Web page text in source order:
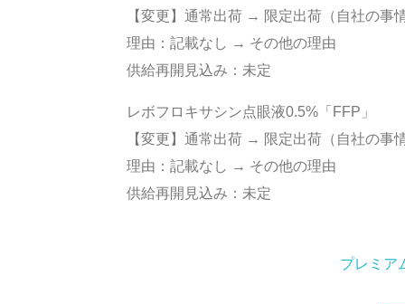
【変更】通常出荷 → 限定出荷（自社の事情
理由：記載なし → その他の理由
供給再開見込み：未定
レボフロキサシン点眼液0.5%「FFP」
【変更】通常出荷 → 限定出荷（自社の事情
理由：記載なし → その他の理由
供給再開見込み：未定
プレミア